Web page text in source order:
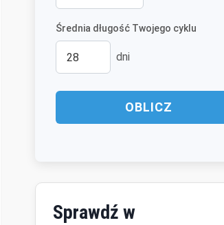
Średnia długość Twojego cyklu
dni
OBLICZ
Sprawdź w